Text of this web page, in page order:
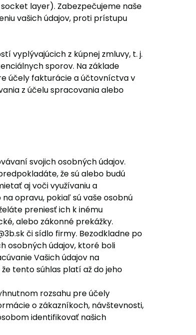
layer). Zabezpečujeme naše
vašich údajov, proti prístupu
vyplývajúcich z kúpnej zmluvy, t. j.
sporov. Na základe
účely fakturácie a účtovníctva v
z účelu spracovania alebo
svojich osobných údajov.
že sú alebo budú
aj voči využívaniu a
opravu, pokiaľ sú vaše osobnú
preniesť ich k inému
alebo zákonné prekážky.
či sídlo firmy. Bezodkladne po
osobných údajov, ktoré boli
Vašich údajov na
tento súhlas platí až do jeho
rozsahu pre účely
o zákazníkoch, návštevnosti,
identifikovať našich